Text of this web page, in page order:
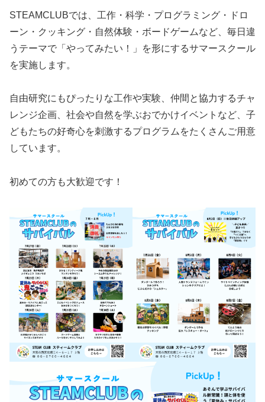
STEAMCLUBでは、工作・科学・プログラミング・ドロ
ーン・クッキング・自然体験・ボードゲームなど、毎日違
うテーマで「やってみたい！」を形にするサマースクール
を実施します。
自由研究にもぴったりな工作や実験、仲間と協力するチャ
レンジ企画、社会や自然を学ぶおでかけイベントなど、子
どもたちの好奇心を刺激するプログラムをたくさんご用意
しています。
初めての方も大歓迎です！